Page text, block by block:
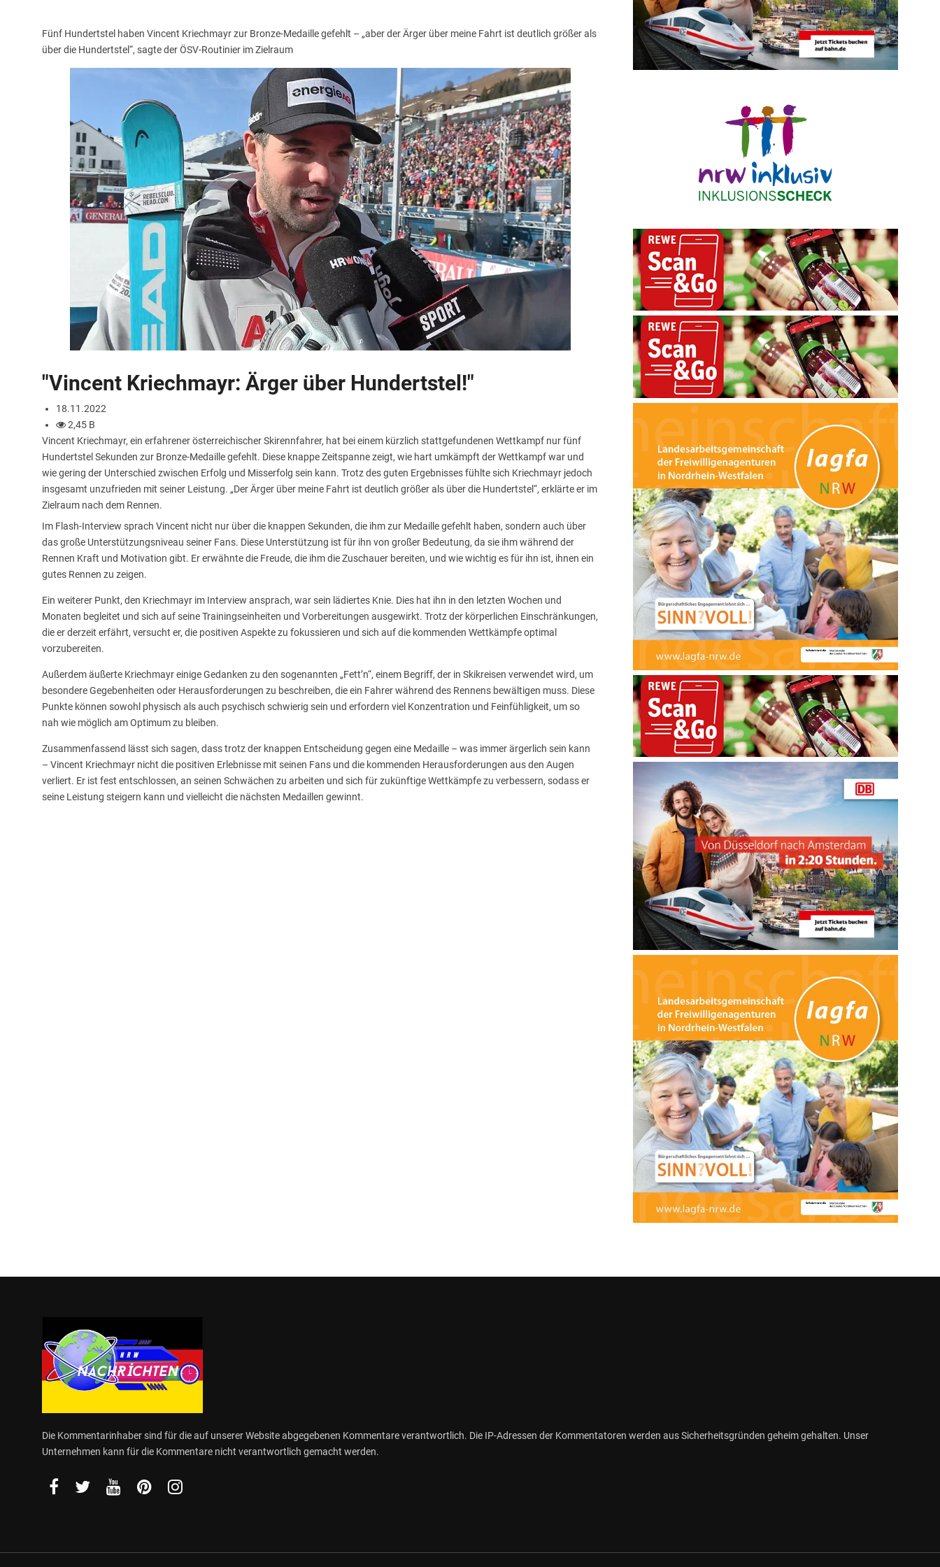
Fünf Hundertstel haben Vincent Kriechmayr zur Bronze-Medaille gefehlt – „aber der Ärger über meine Fahrt ist deutlich größer als
über die Hundertstel“, sagte der ÖSV-Routinier im Zielraum
"Vincent Kriechmayr: Ärger über Hundertstel!"
18.11.2022
2,45 B
Vincent Kriechmayr, ein erfahrener österreichischer Skirennfahrer, hat bei einem kürzlich stattgefundenen Wettkampf nur fünf
Hundertstel Sekunden zur Bronze-Medaille gefehlt. Diese knappe Zeitspanne zeigt, wie hart umkämpft der Wettkampf war und
wie gering der Unterschied zwischen Erfolg und Misserfolg sein kann. Trotz des guten Ergebnisses fühlte sich Kriechmayr jedoch
insgesamt unzufrieden mit seiner Leistung. „Der Ärger über meine Fahrt ist deutlich größer als über die Hundertstel“, erklärte er im
Zielraum nach dem Rennen.
Im Flash-Interview sprach Vincent nicht nur über die knappen Sekunden, die ihm zur Medaille gefehlt haben, sondern auch über
das große Unterstützungsniveau seiner Fans. Diese Unterstützung ist für ihn von großer Bedeutung, da sie ihm während der
Rennen Kraft und Motivation gibt. Er erwähnte die Freude, die ihm die Zuschauer bereiten, und wie wichtig es für ihn ist, ihnen ein
gutes Rennen zu zeigen.
Ein weiterer Punkt, den Kriechmayr im Interview ansprach, war sein lädiertes Knie. Dies hat ihn in den letzten Wochen und
Monaten begleitet und sich auf seine Trainingseinheiten und Vorbereitungen ausgewirkt. Trotz der körperlichen Einschränkungen,
die er derzeit erfährt, versucht er, die positiven Aspekte zu fokussieren und sich auf die kommenden Wettkämpfe optimal
vorzubereiten.
Außerdem äußerte Kriechmayr einige Gedanken zu den sogenannten „Fett’n“, einem Begriff, der in Skikreisen verwendet wird, um
besondere Gegebenheiten oder Herausforderungen zu beschreiben, die ein Fahrer während des Rennens bewältigen muss. Diese
Punkte können sowohl physisch als auch psychisch schwierig sein und erfordern viel Konzentration und Feinfühligkeit, um so
nah wie möglich am Optimum zu bleiben.
Zusammenfassend lässt sich sagen, dass trotz der knappen Entscheidung gegen eine Medaille – was immer ärgerlich sein kann
– Vincent Kriechmayr nicht die positiven Erlebnisse mit seinen Fans und die kommenden Herausforderungen aus den Augen
verliert. Er ist fest entschlossen, an seinen Schwächen zu arbeiten und sich für zukünftige Wettkämpfe zu verbessern, sodass er
seine Leistung steigern kann und vielleicht die nächsten Medaillen gewinnt.
Die Kommentarinhaber sind für die auf unserer Website abgegebenen Kommentare verantwortlich. Die IP-Adressen der Kommentatoren werden aus Sicherheitsgründen geheim gehalten. Unser
Unternehmen kann für die Kommentare nicht verantwortlich gemacht werden.